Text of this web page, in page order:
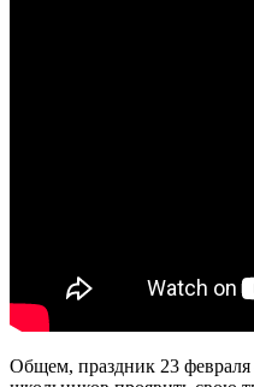
Общем, праздник 23